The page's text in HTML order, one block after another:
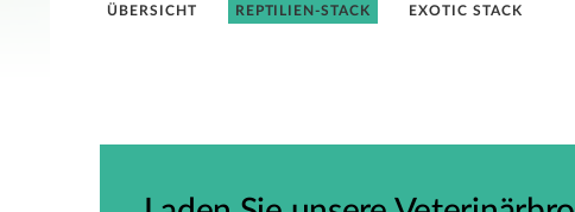
ÜBERSICHT REPTILIEN-STACK EXOTIC STACK